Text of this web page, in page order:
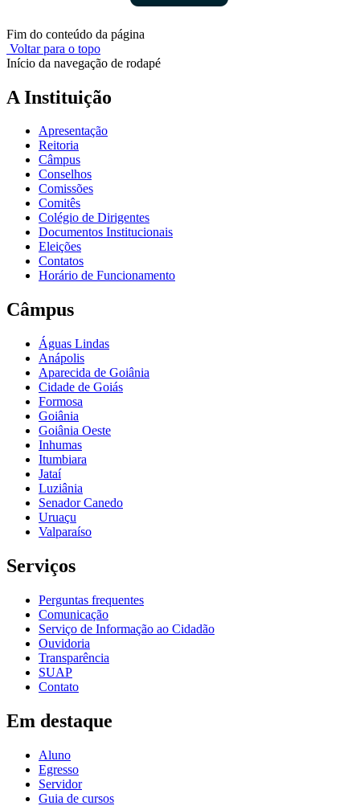
Fim do conteúdo da página
Voltar para o topo
Início da navegação de rodapé
A Instituição
Apresentação
Reitoria
Câmpus
Conselhos
Comissões
Comitês
Colégio de Dirigentes
Documentos Institucionais
Eleições
Contatos
Horário de Funcionamento
Câmpus
Águas Lindas
Anápolis
Aparecida de Goiânia
Cidade de Goiás
Formosa
Goiânia
Goiânia Oeste
Inhumas
Itumbiara
Jataí
Luziânia
Senador Canedo
Uruaçu
Valparaíso
Serviços
Perguntas frequentes
Comunicação
Serviço de Informação ao Cidadão
Ouvidoria
Transparência
SUAP
Contato
Em destaque
Aluno
Egresso
Servidor
Guia de cursos